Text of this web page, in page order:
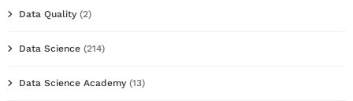
Data Quality (2)
Data Science (214)
Data Science Academy (13)